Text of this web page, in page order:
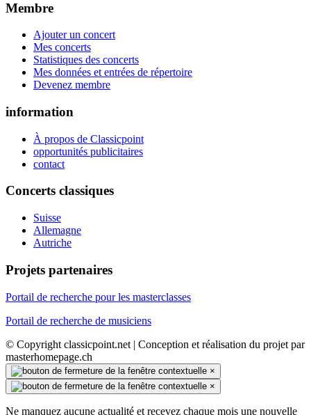
Membre
Ajouter un concert
Mes concerts
Statistiques des concerts
Mes données et entrées de répertoire
Devenez membre
information
À propos de Classicpoint
opportunités publicitaires
contact
Concerts classiques
Suisse
Allemagne
Autriche
Projets partenaires
Portail de recherche pour les masterclasses
Portail de recherche de musiciens
© Copyright classicpoint.net | Conception et réalisation du projet par
masterhomepage.ch
×
×
Ne manquez aucune actualité et recevez chaque mois une nouvelle